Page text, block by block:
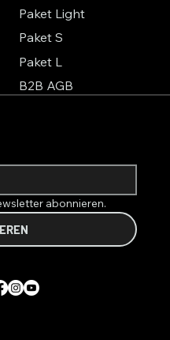
Paket Light
Paket S
Paket L
B2B AGB
abonnieren.